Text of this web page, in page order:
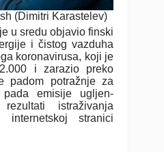
(Dimitri Karastelev)
u sredu objavio finski
i čistog vazduha
koronavirusa, koji je
i zarazio preko
padom potražnje za
emisije ugljen-
istraživanja
stranici